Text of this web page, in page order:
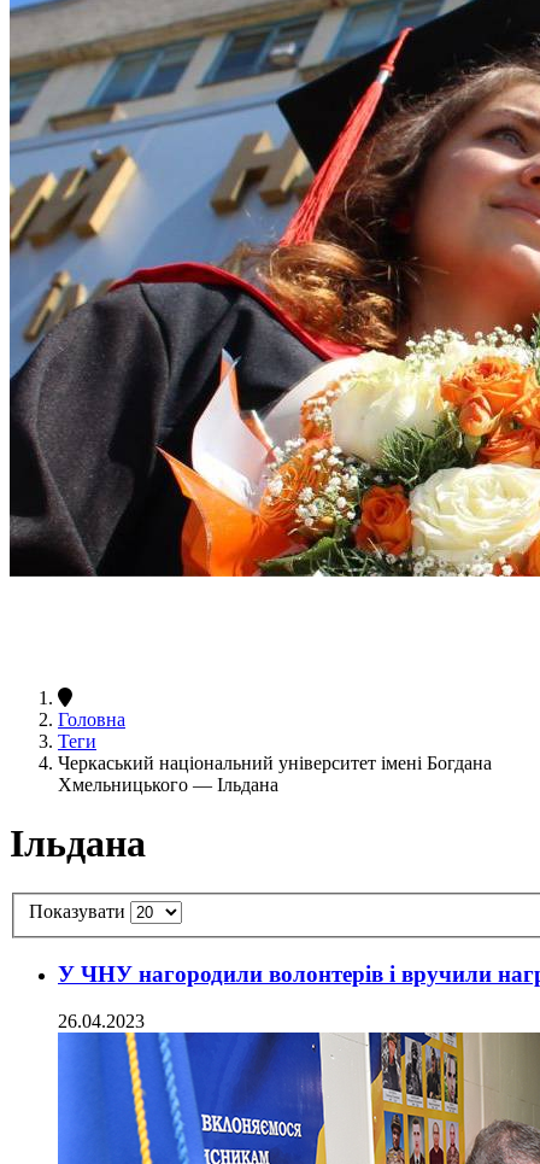
Головна
Теги
Черкаський національний університет імені Богдана
Хмельницького — Ільдана
Ільдана
Показувати
У ЧНУ нагородили волонтерів і вручили
26.04.2023